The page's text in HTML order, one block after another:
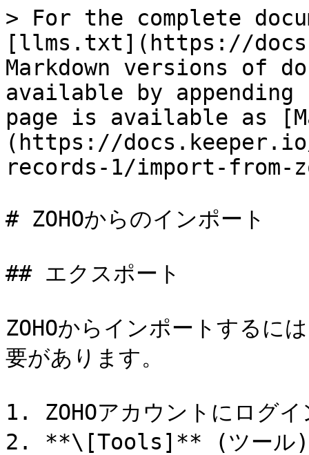
> For the complete
[llms.txt](https://
Markdown versions of
available by
page is available as
(https://
records-1/import-from-
# ZOHOからのインポート
## エクスポート
ZOHOからインポートするに
要があります。
1. ZOHOアカウントにログ
2. **\[Tools]** (ツール) タ